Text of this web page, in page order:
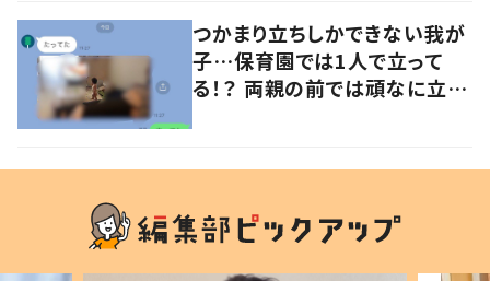
つかまり立ちしかできない我が
子…保育園では1人で立って
る！？ 両親の前では頑なに立た